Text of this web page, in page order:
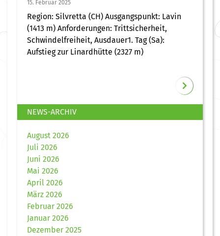
15. Februar 2025
Region: Silvretta (CH) Ausgangspunkt: Lavin
(1413 m) Anforderungen: Trittsicherheit,
Schwindelfreiheit, Ausdauer1. Tag (Sa):
Aufstieg zur Linardhütte (2327 m)
NEWS-ARCHIV
August 2026
Juli 2026
Juni 2026
Mai 2026
April 2026
März 2026
Februar 2026
Januar 2026
Dezember 2025